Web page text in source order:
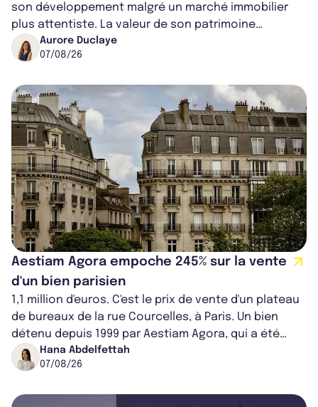
son développement malgré un marché immobilier
plus attentiste. La valeur de son patrimoine
progresse de 3,8% à périmètre constan...
Aurore Duclaye
07/08/26
Aestiam Agora empoche 245% sur la vente
d'un bien parisien
1,1 million d'euros. C'est le prix de vente d'un plateau
de bureaux de la rue Courcelles, à Paris. Un bien
détenu depuis 1999 par Aestiam Agora, qui a été
cédé avec une plus-value...
Hana Abdelfettah
07/08/26